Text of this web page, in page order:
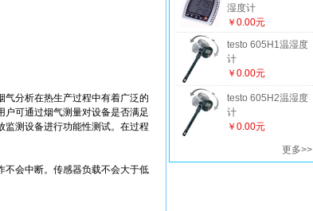
气分析在热生产过程中有着广泛的
可通过烟气测量对设备是否满足
监测设备进行功能性测试。在过程
不会中断。传感器负载不会大于低
湿度计
￥0.00元
testo 605H1温湿度
计
￥0.00元
testo 605H2温湿度
计
￥0.00元
更多>>